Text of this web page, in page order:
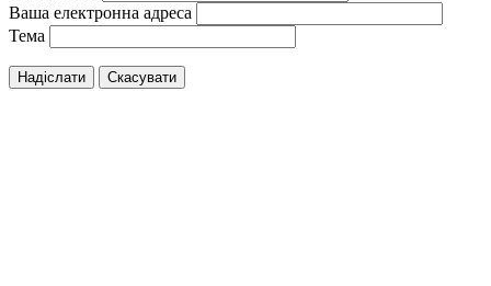
Ваша електронна адреса
Тема
Надіслати Скасувати